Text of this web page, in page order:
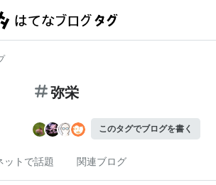
弥栄
このタグでブログを書く
ットで話題 関連ブログ